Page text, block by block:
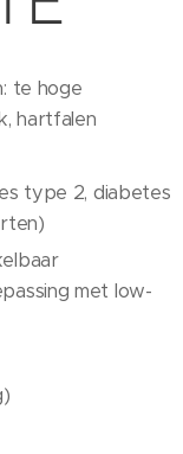
te hoge
hartfalen
type 2, diabetes
met low-